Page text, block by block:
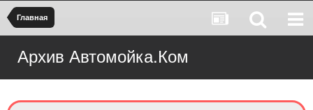
Главная
Архив Автомойка.Ком